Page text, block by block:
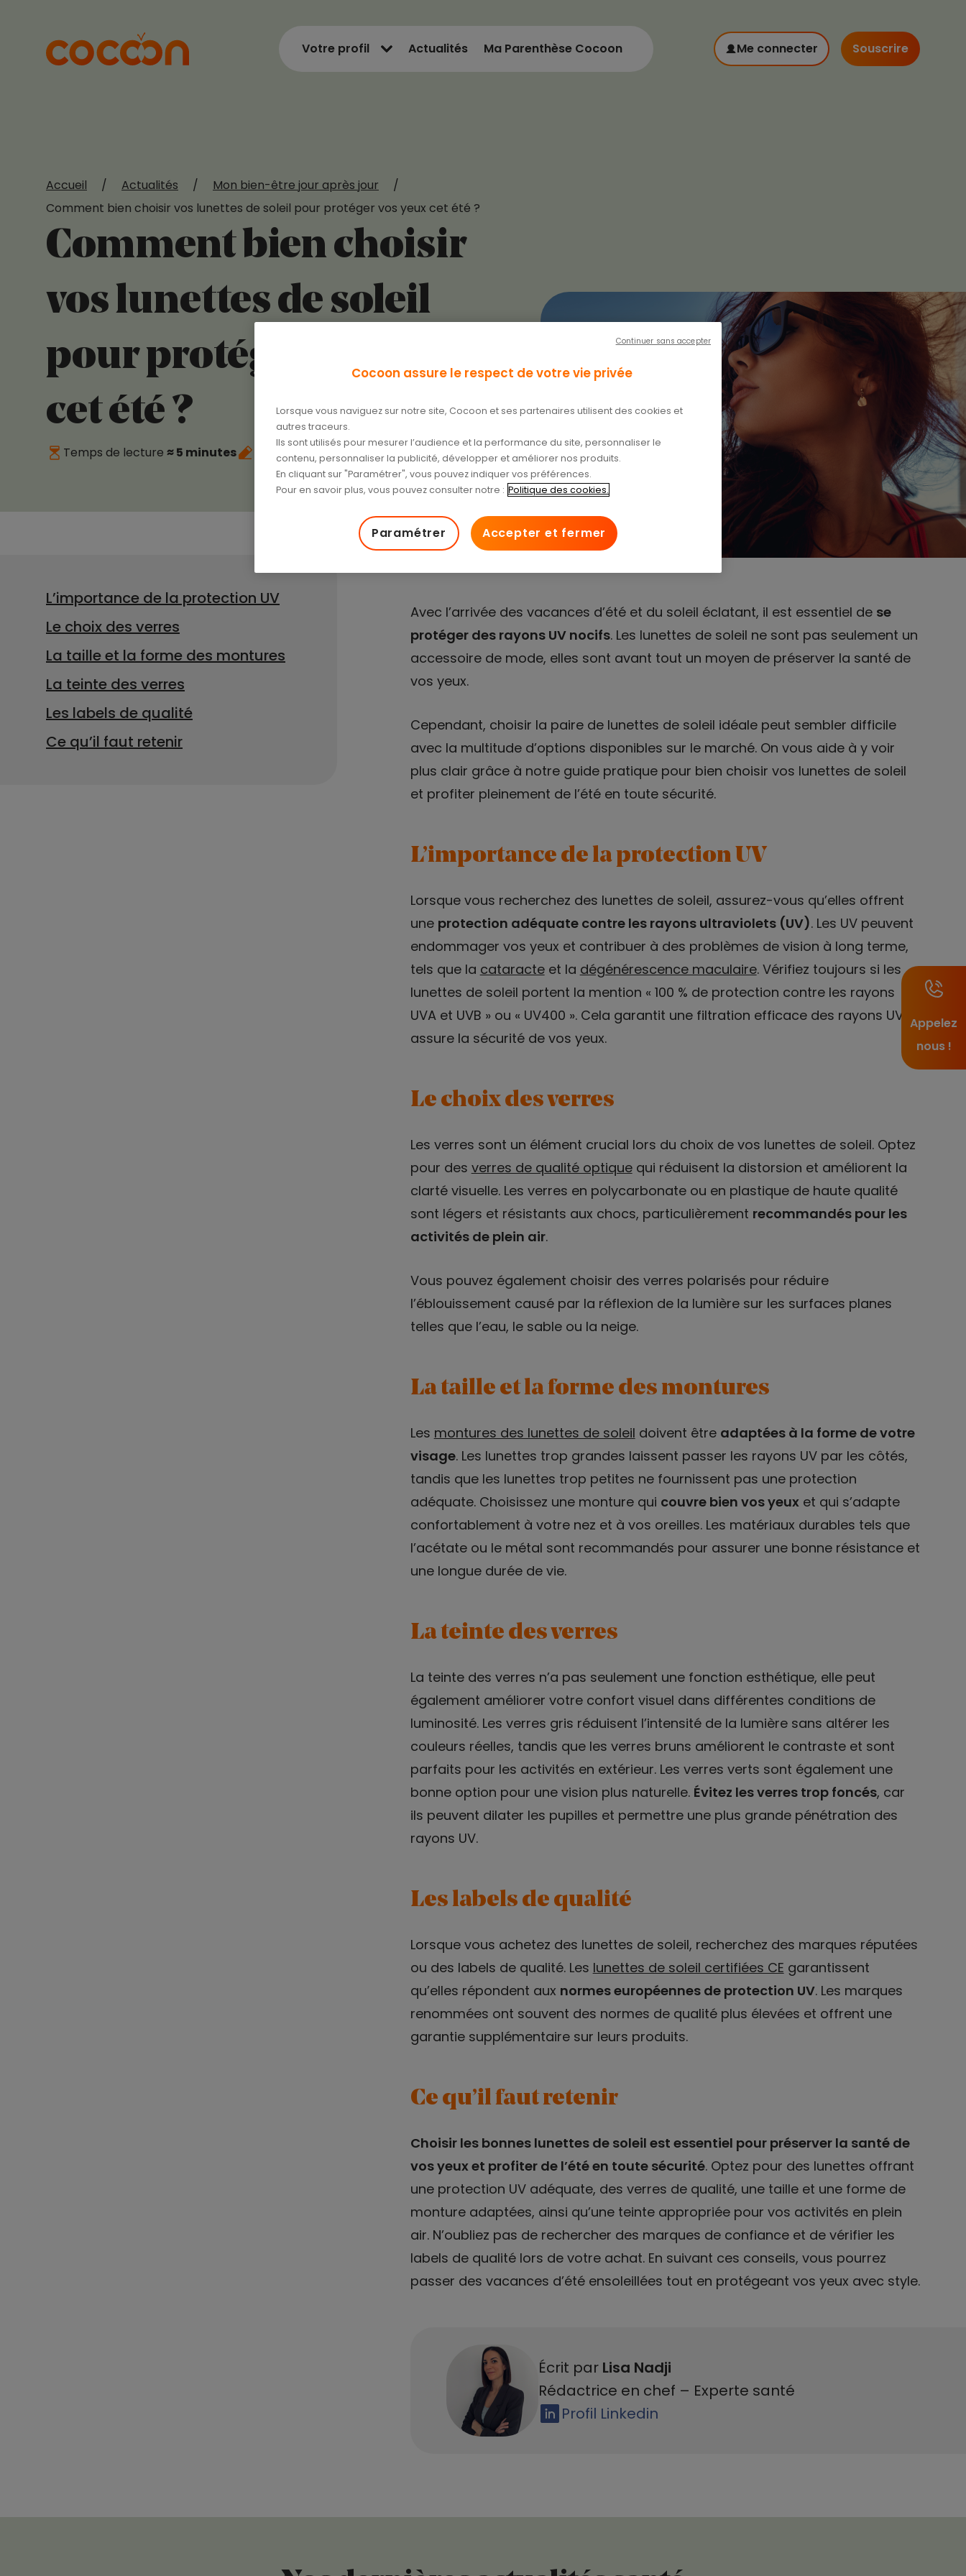
Votre profil Actualités Ma Parenthèse Cocoon Me connecter Souscrire
Appelez
nous !
Accueil / Actualités / Mon bien-être jour après jour
/
Comment bien choisir vos lunettes de soleil pour protéger vos yeux cet été ?
Comment bien choisir
vos lunettes de soleil
pour protéger vos yeux
cet été ?
Temps de lecture ≈ 5 minutes Publié le11/04/2024
L’importance de la protection UV
Le choix des verres
La taille et la forme des montures
La teinte des verres
Les labels de qualité
Ce qu’il faut retenir
Avec l’arrivée des vacances d’été et du soleil éclatant, il est essentiel de se
protéger des rayons UV nocifs. Les lunettes de soleil ne sont pas seulement un
accessoire de mode, elles sont avant tout un moyen de préserver la santé de
vos yeux.
Cependant, choisir la paire de lunettes de soleil idéale peut sembler difficile
avec la multitude d’options disponibles sur le marché. On vous aide à y voir
plus clair grâce à notre guide pratique pour bien choisir vos lunettes de soleil
et profiter pleinement de l’été en toute sécurité.
L’importance de la protection UV
Lorsque vous recherchez des lunettes de soleil, assurez-vous qu’elles offrent
une protection adéquate contre les rayons ultraviolets (UV). Les UV peuvent
endommager vos yeux et contribuer à des problèmes de vision à long terme,
tels que la cataracteet la dégénérescence maculaire. Vérifiez toujours si les
lunettes de soleil portent la mention « 100 % de protection contre les rayons
UVA et UVB » ou « UV400 ». Cela garantit une filtration efficace des rayons UV et
assure la sécurité de vos yeux.
Le choix des verres
Les verres sont un élément crucial lors du choix de vos lunettes de soleil. Optez
pour des verres de qualité optiquequi réduisent la distorsion et améliorent la
clarté visuelle. Les verres en polycarbonate ou en plastique de haute qualité
sont légers et résistants aux chocs, particulièrement recommandés pour les
activités de plein air.
Vous pouvez également choisir des verres polarisés pour réduire
l’éblouissement causé par la réflexion de la lumière sur les surfaces planes
telles que l’eau, le sable ou la neige.
La taille et la forme des montures
Les montures des lunettes de soleil doivent être adaptées à la forme de votre
visage. Les lunettes trop grandes laissent passer les rayons UV par les côtés,
tandis que les lunettes trop petites ne fournissent pas une protection
adéquate. Choisissez une monture qui couvre bien vos yeuxet qui s’adapte
confortablement à votre nez et à vos oreilles. Les matériaux durables tels que
l’acétate ou le métal sont recommandés pour assurer une bonne résistance et
une longue durée de vie.
La teinte des verres
La teinte des verres n’a pas seulement une fonction esthétique, elle peut
également améliorer votre confort visuel dans différentes conditions de
luminosité. Les verres gris réduisent l’intensité de la lumière sans altérer les
couleurs réelles, tandis que les verres bruns améliorent le contraste et sont
parfaits pour les activités en extérieur. Les verres verts sont également une
bonne option pour une vision plus naturelle. Évitez les verres trop foncés, car
ils peuvent dilater les pupilles et permettre une plus grande pénétration des
rayons UV.
Les labels de qualité
Lorsque vous achetez des lunettes de soleil, recherchez des marques réputées
ou des labels de qualité. Les lunettes de soleil certifiées CE garantissent
qu’elles répondent aux normes européennes de protection UV. Les marques
renommées ont souvent des normes de qualité plus élevées et offrent une
garantie supplémentaire sur leurs produits.
Ce qu’il faut retenir
Choisir les bonnes lunettes de soleil est essentiel pour préserver la santé de
vos yeux et profiter de l’été en toute sécurité. Optez pour des lunettes offrant
une protection UV adéquate, des verres de qualité, une taille et une forme de
monture adaptées, ainsi qu’une teinte appropriée pour vos activités en plein
air. N’oubliez pas de rechercher des marques de confiance et de vérifier les
labels de qualité lors de votre achat. En suivant ces conseils, vous pourrez
passer des vacances d’été ensoleillées tout en protégeant vos yeux avec style.
Écrit par Lisa Nadji
Rédactrice en chef – Experte santé
Profil Linkedin
Cocoon assure le respect de votre vie privée
Lorsque vous naviguez sur notre site, Cocoon et ses partenaires utilisent des cookies et
autres traceurs.
Ils sont utilisés pour mesurer l’audience et la performance du site, personnaliser le
contenu, personnaliser la publicité, développer et améliorer nos produits.
En cliquant sur "Paramétrer", vous pouvez indiquer vos préférences.
Pour en savoir plus, vous pouvez consulter notre : Politique des cookies.
Accepter et fermer
Paramétrer
Continuer sans accepter